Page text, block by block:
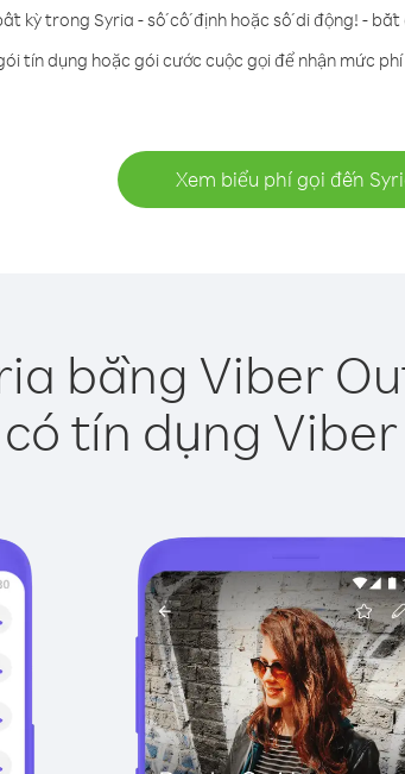
kỳ trong Syria - số cố định hoặc số di động! -
tín dụng hoặc gói cước cuộc gọi để nhận mức
Xem biểu phí gọi đến
bằng Viber
tín dụng